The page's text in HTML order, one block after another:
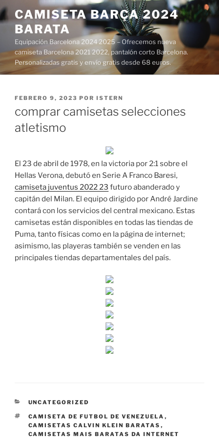
Saltar
al
contenido
CAMISETA BARÇA 2024
BARATA
Equipación Barcelona 2024 2025 – Ofrecemos nueva
camiseta Barcelona 2021 2022, pantalón corto Barcelona.
Personalizadas gratis y envío gratis desde 68 euros.
PUBLICADO
FEBRERO 9, 2023 POR ISTERN
comprar camisetas selecciones
atletismo
El 23 de abril de 1978, en la victoria por 2:1 sobre el
Hellas Verona, debutó en Serie A Franco Baresi,
camiseta juventus 2022 23 futuro abanderado y
capitán del Milan. El equipo dirigido por André Jardine
contará con los servicios del central mexicano. Estas
camisetas están disponibles en todas las tiendas de
Puma, tanto físicas como en la página de internet;
asimismo, las playeras también se venden en las
principales tiendas departamentales del país.
CATEGORÍAS
UNCATEGORIZED
ETIQUETAS
CAMISETA DE FUTBOL DE VENEZUELA ,
CAMISETAS CALVIN KLEIN BARATAS ,
CAMISETAS MAIS BARATAS DA INTERNET